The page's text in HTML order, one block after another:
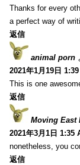
Thanks for every
a perfect way of
返信
animal porn
2021年1月19日
This is one
返信
Moving East
2021年3月1日 1:35
nonetheless, you
返信